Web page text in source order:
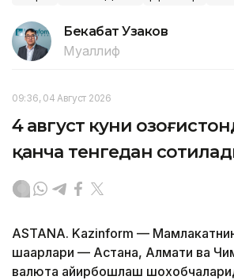
Бекабат Узаков
Муаллиф
09:36, 04 Август 2026
4 август куни
қанча тенгедан
ASTANA. Kazinform —
шаҳарлари — Астана, Алмати ва
валюта айирбошлаш